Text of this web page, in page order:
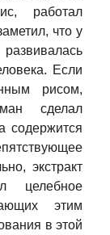
работал
что у
Если
рисом,
сделал
содержится
экстракт
целебное
этим
в этой